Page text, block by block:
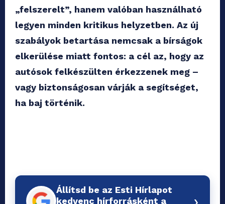
„felszerelt”, hanem valóban használható
legyen minden kritikus helyzetben. Az új
szabályok betartása nemcsak a bírságok
elkerülése miatt fontos: a cél az, hogy az
autósok felkészülten érkezzenek meg –
vagy biztonságosan várják a segítséget,
ha baj történik.
Állítsd be az Esti Hírlapot
kedvenc hírforrásként a